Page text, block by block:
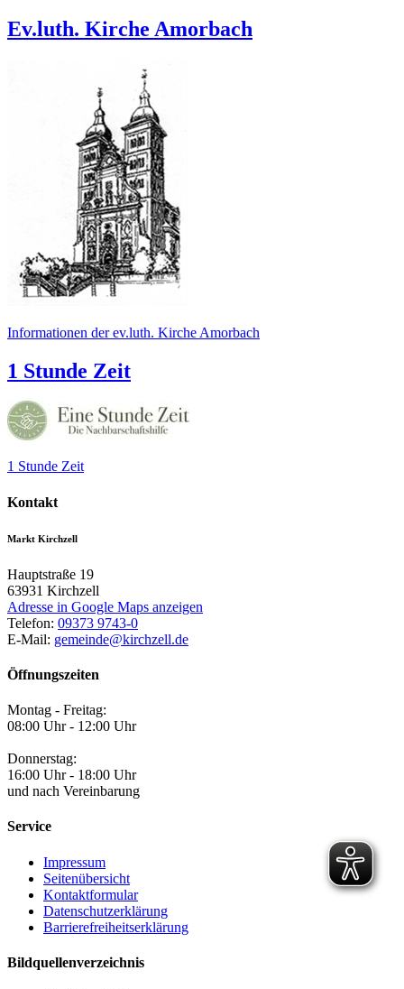
Ev.luth. Kirche Amorbach
Informationen der ev.luth. Kirche Amorbach
1 Stunde Zeit
1 Stunde Zeit
Kontakt
Markt Kirchzell
Hauptstraße 19
63931 Kirchzell
Adresse in Google Maps anzeigen
Telefon: 09373 9743-0
E-Mail: gemeinde@kirchzell.de
Öffnungszeiten
Montag - Freitag:
08:00 Uhr - 12:00 Uhr
Donnerstag:
16:00 Uhr - 18:00 Uhr
und nach Vereinbarung
Service
Impressum
Seitenübersicht
Kontaktformular
Datenschutzerklärung
Barrierefreiheitserklärung
Bildquellenverzeichnis